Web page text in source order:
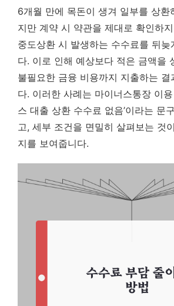
6개월 만에 목돈이 생겨 일부를 상환
지만 계약 시 약관을 제대로 확인하
중도상환 시 발생하는 수수료를 뒤늦
다. 이로 인해 예상보다 적은 금액을
불필요한 금융 비용까지 지출하는 결
다. 이러한 사례는 마이너스통장 이용
스 대출 상환 수수료 없음’이라는 문
고, 세부 조건을 면밀히 살펴보는 것
지를 보여줍니다.